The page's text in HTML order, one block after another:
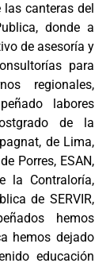
las canteras del
donde a
de asesoría y
para
regionales,
labores
de la
de Lima,
Porres, ESAN,
la Contraloría,
de SERVIR,
hemos
hemos dejado
educación